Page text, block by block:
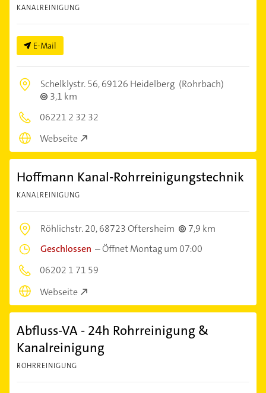
KANALREINIGUNG
E-Mail
Schelklystr. 56,69126 Heidelberg (Rohrbach)
3,1 km
06221 2 32 32
Webseite
Hoffmann Kanal-Rohrreinigungstechnik
KANALREINIGUNG
Röhlichstr. 20,68723 Oftersheim
7,9 km
Geschlossen –Öffnet Montag um 07:00
06202 1 71 59
Webseite
Abfluss-VA - 24h Rohrreinigung &
Kanalreinigung
ROHRREINIGUNG